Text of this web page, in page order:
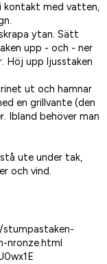
kontakt med vatten,
ytan. Sätt
upp - och - ner
Höj upp ljusstaken
ut och hamnar
en grillvante (den
Ibland behöver man
ute under tak,
och vind.
nronze.html